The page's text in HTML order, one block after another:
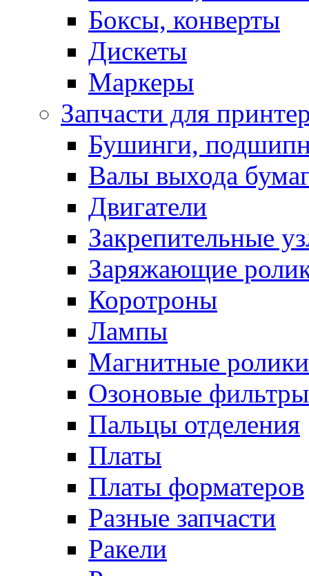
Боксы, конверты
Дискеты
Маркеры
Запчасти для
Бушинги,
Валы выхода
Двигатели
Закрепительные
Заряжающие
Коротроны
Лампы
Магнитные ролики
Озоновые фильтры
Пальцы отделения
Платы
Платы форматеров
Разные запчасти
Ракели